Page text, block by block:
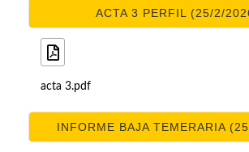
ACTA 3 PERFIL (25/2/
acta 3.pdf
INFORME BAJA TEMERARIA